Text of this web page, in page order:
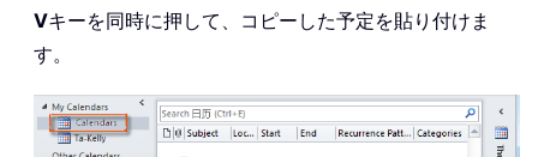
Vキーを同時に押して、コピーした予定を貼り付けま
す。